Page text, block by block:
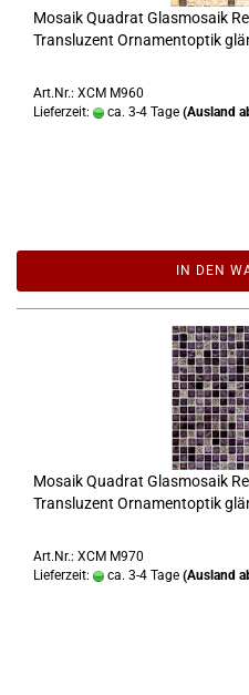
Mosaik Quadrat Glasmosaik
Transluzent Ornamentoptik
Art.Nr.: XCM M960
Lieferzeit:
ca. 3-4 Tage (Ausland
IN DEN
Mosaik Quadrat Glasmosaik
Transluzent Ornamentoptik
Art.Nr.: XCM M970
Lieferzeit:
ca. 3-4 Tage (Ausland